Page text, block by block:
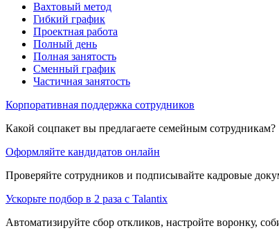
Вахтовый метод
Гибкий график
Проектная работа
Полный день
Полная занятость
Сменный график
Частичная занятость
Корпоративная поддержка сотрудников
Какой соцпакет вы предлагаете семейным сотрудникам?
Оформляйте кандидатов онлайн
Проверяйте сотрудников и подписывайте кадровые
Ускорьте подбор в 2 раза с Talantix
Автоматизируйте сбор откликов, настройте воронку,